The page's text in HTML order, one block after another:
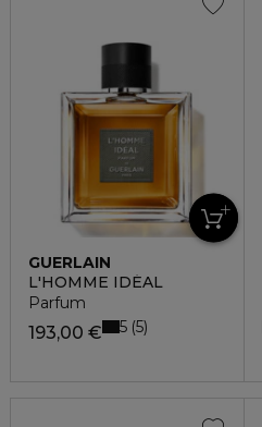
GUERLAIN
L'HOMME IDÉAL
Parfum
193,00 € 5 5